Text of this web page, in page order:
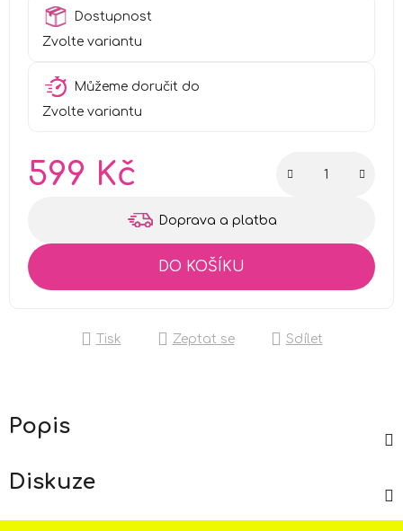
Dostupnost
Zvolte variantu
Můžeme doručit do
Zvolte variantu
599 Kč
Doprava a platba
DO KOŠÍKU
Tisk Zeptat se Sdílet
Popis
Diskuze